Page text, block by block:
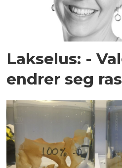
Lakselus: -
endrer seg